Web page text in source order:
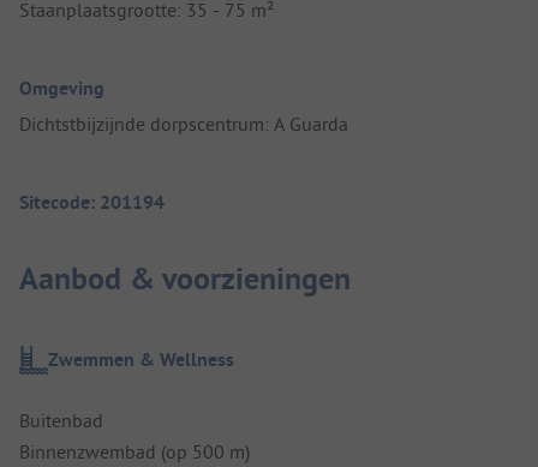
Staanplaatsgrootte: 35 - 75 m²
Omgeving
Dichtstbijzijnde dorpscentrum: A Guarda
Sitecode: 201194
Aanbod & voorzieningen
Zwemmen & Wellness
Buitenbad
Binnenzwembad (op 500 m)